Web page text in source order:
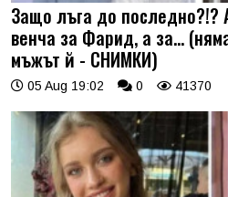
Защо лъга до последно?!?
венча за Фарид, а за...
мъжът й - СНИМКИ)
05 Aug 19:02 0 41370